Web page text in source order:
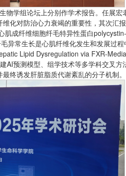
学组论坛上分别作学术报告。任展宏
化对防治心力衰竭的重要性，其次汇
成纤维细胞纤毛特异性蛋白
异常生长是心肌纤维化发生和发展过
Lipid Dysregulation via FXR-
AI预测模型、组学技术等多学科交叉
终诱发肝脏脂质代谢紊乱的分子机制。